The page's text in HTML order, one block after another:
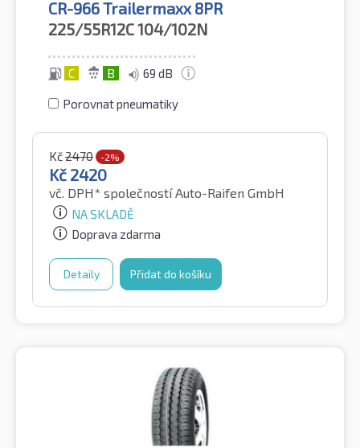
CR-966 Trailermaxx 8PR
225/55R12C104/102N
C B 69 dB
Porovnat pneumatiky
Kč2470 -2%
Kč 2420
vč. DPH* společností Auto-Raifen GmbH
NA SKLADĚ
Doprava zdarma
Detaily Přidat do košíku